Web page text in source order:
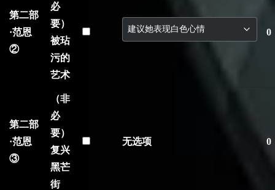
第二部
·范恩
②
必
要）
被玷
污的
艺术
0
第二部
·范恩
③
（非
必
要）
复兴
黑芒
街
无选项 0